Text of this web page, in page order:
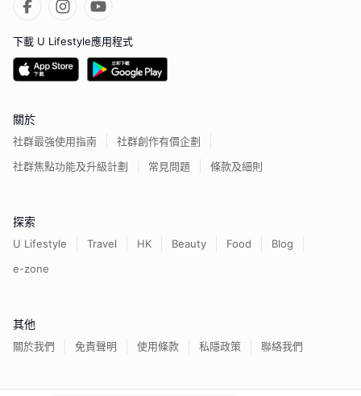
下載 U Lifestyle應用程式
關於
社群最強使用指南
社群創作有價企劃
社群焦點功能及升級計劃
常見問題 條款及細則
探索
U Lifestyle Travel HK Beauty Food
Blog
e-zone
其他
關於我們 免責聲明 使用條款 私隱政策 聯絡我們